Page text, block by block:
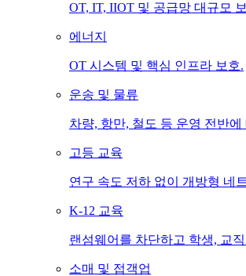
OT, IT, IIOT 및 공급망 대규모
에너지
OT 시스템 및 핵심 인프라 보호.
운송 및 물류
차량, 항만, 철도 등 운영 전반에
고등 교육
연구 속도 저하 없이 개방형 네
K-12 교육
랜섬웨어를 차단하고 학생, 교
소매 및 접객업